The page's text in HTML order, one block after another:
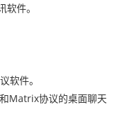
件。
软件。
Matrix协议的桌面聊天